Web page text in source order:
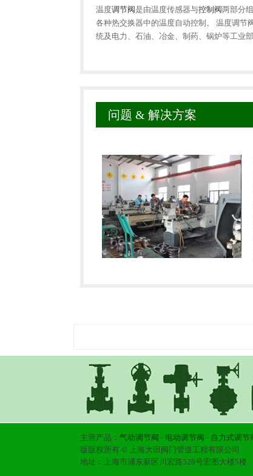
温度调节阀是由温度传感器与控制阀两部分
各种热交换器中的温度自动控制。 温度调节
统及电力、石油、冶金、制药、锅炉等工业部
问题 & 解决方案
主营产品： 气动调节阀 - 电动调节阀 - 自力式调节
版版权所有 © 上海大田阀门管道工程有限公司
地址：上海市浦东新区川宏路528号宏图大楼5楼